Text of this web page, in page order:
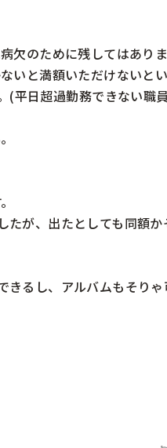
のために残してはありま
いと満額いただけないと
(平日超過勤務できない職
が、出たとしても同額
きるし、アルバムもそり